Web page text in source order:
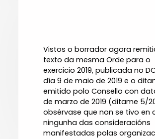
Vistos o borrador agora
texto da mesma Orde para o
exercicio 2019, publicada no
día 9 de maio de 2019 e o
emitido polo Consello con
de marzo de 2019 (ditame 5/
obsérvase que non se tivo en
ningunha das consideracións
manifestadas polas